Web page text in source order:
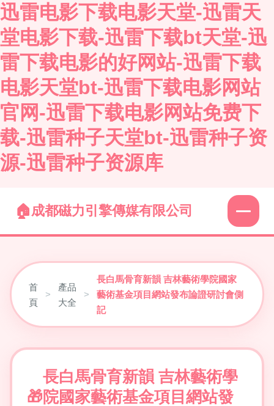
迅雷电影下载电影天堂-迅雷天
堂电影下载-迅雷下载bt天堂-迅
雷下载电影的好网站-迅雷下载
电影天堂bt-迅雷下载电影网站
官网-迅雷下载电影网站免费下
载-迅雷种子天堂bt-迅雷种子资
源-迅雷种子资源库
成都磁力引擎傳媒有限公司
首
頁
>
產品
大全
>
長白馬骨育新韻 吉林藝術學院國家
藝術基金項目網站發布論證研討會側
記
長白馬骨育新韻 吉林藝術學
院國家藝術基金項目網站發